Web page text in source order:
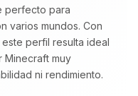
perfecto para
varios mundos. Con
, este perfil resulta ideal
Minecraft muy
ni rendimiento.